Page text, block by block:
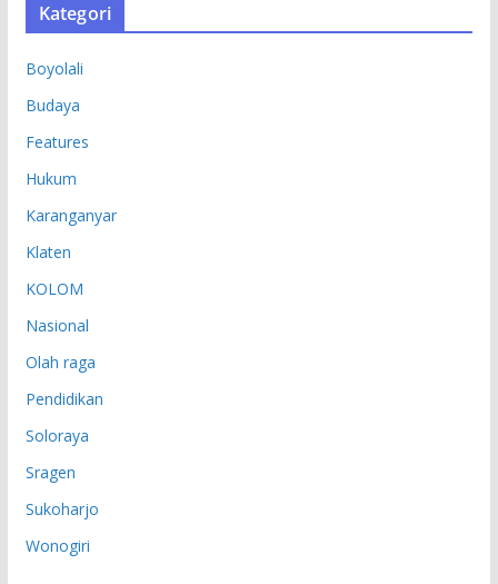
Kategori
Boyolali
Budaya
Features
Hukum
Karanganyar
Klaten
KOLOM
Nasional
Olah raga
Pendidikan
Soloraya
Sragen
Sukoharjo
Wonogiri